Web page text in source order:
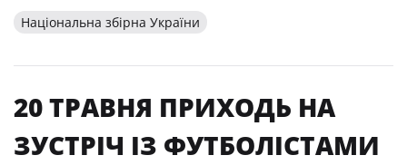
Національна збірна України
20 ТРАВНЯ ПРИХОДЬ НА
ЗУСТРІЧ ІЗ ФУТБОЛІСТАМИ